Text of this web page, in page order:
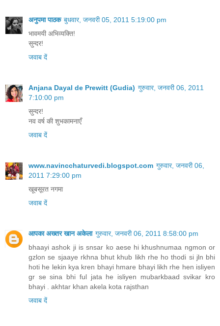
अनुपमा पाठक बुधवार, जनवरी 05, 2011 5:19:00 pm
भावमयी अभिव्यक्ति!
सुन्दर!
जवाब दें
Anjana Dayal de Prewitt (Gudia) गुरुवार, जनवरी 06, 2011
7:10:00 pm
सुन्दर!
नव वर्ष की शुभकामनाएँ
जवाब दें
www.navincchaturvedi.blogspot.com गुरुवार, जनवरी 06,
2011 7:29:00 pm
खूबसूरत नगमा
जवाब दें
आपका अख्तर खान अकेला गुरुवार, जनवरी 06, 2011 8:58:00 pm
bhaayi ashok ji is snsar ko aese hi khushnumaa ngmon or
gzlon se sjaaye rkhna bhut khub likh rhe ho thodi si jln bhi
hoti he lekin kya kren bhayi hmare bhayi likh rhe hen isliyen
gr se sina bhi ful jata he isliyen mubarkbaad svikar kro
bhayi . akhtar khan akela kota rajsthan
जवाब दें